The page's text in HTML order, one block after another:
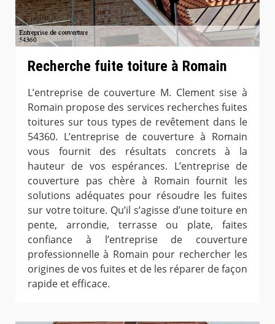
Recherche fuite toiture à Romain
L’entreprise de couverture M. Clement sise à
Romain propose des services recherches fuites
toitures sur tous types de revêtement dans le
54360. L’entreprise de couverture à Romain
vous fournit des résultats concrets à la
hauteur de vos espérances. L’entreprise de
couverture pas chère à Romain fournit les
solutions adéquates pour résoudre les fuites
sur votre toiture. Qu’il s’agisse d’une toiture en
pente, arrondie, terrasse ou plate, faites
confiance à l’entreprise de couverture
professionnelle à Romain pour rechercher les
origines de vos fuites et de les réparer de façon
rapide et efficace.